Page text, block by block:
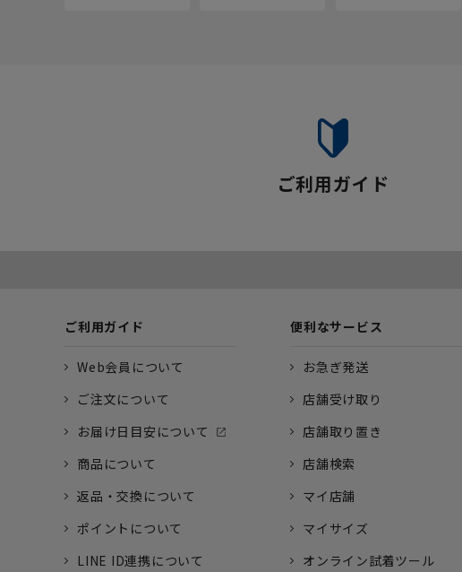
ご利用ガイド
ご利用ガイド
Web会員について
ご注文について
お届け日目安について
商品について
返品・交換について
ポイントについて
LINE ID連携について
便利なサービス
お急ぎ発送
店舗受け取り
店舗取り置き
店舗検索
マイ店舗
マイサイズ
オンライン試着ツール